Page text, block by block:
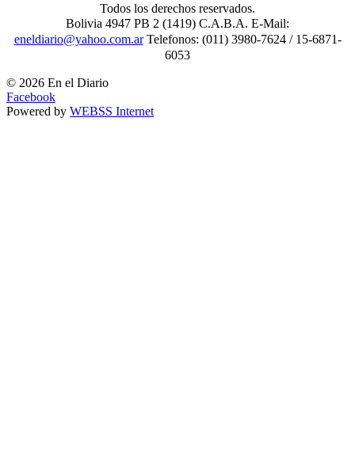
Todos los derechos reservados.
Bolivia 4947 PB 2 (1419) C.A.B.A. E-Mail:
eneldiario@yahoo.com.arTelefonos: (011) 3980-7624 / 15-6871-
6053
© 2026 En el Diario
Facebook
Powered by WEBSS Internet